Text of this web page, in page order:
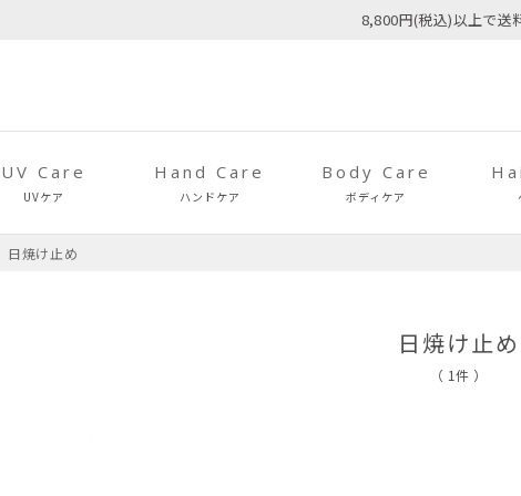
8,800円(税込)以上で送
UV Care
UVケア
Hand Care
ハンドケア
Body Care
ボディケア
日焼け止め
日焼け止め
（ 1件 ）